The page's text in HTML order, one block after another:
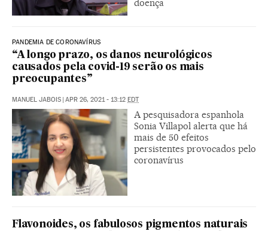
doença
PANDEMIA DE CORONAVÍRUS
“A longo prazo, os danos neurológicos
causados pela covid-19 serão os mais
preocupantes”
MANUEL JABOIS APR 26, 2021 - 13:12 EDT
A pesquisadora espanhola
Sonia Villapol alerta que há
mais de 50 efeitos
persistentes provocados pelo
coronavírus
Flavonoides, os fabulosos pigmentos naturais